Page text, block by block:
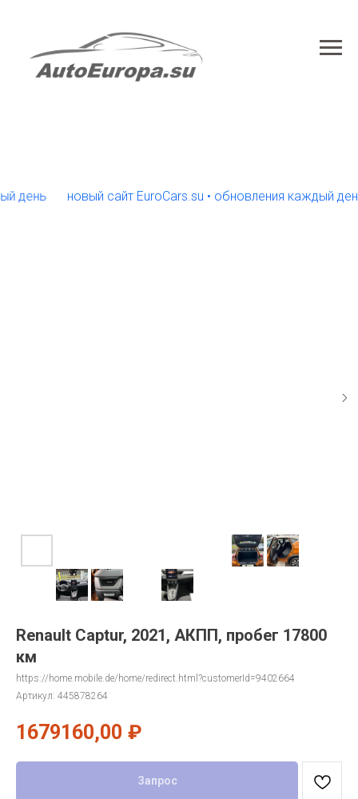
новый сайт EuroCars.su • обновления каждый день
Renault Captur, 2021, АКПП, пробег 17800
км
https://home.mobile.de/home/redirect.html?customerId=9402664
Артикул: 445878264
1679160,00 ₽
Запрос